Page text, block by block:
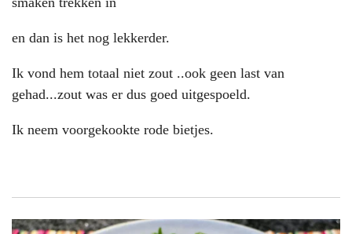
en dan is het nog lekkerder.
Ik vond hem totaal niet zout ..ook geen last van
gehad...zout was er dus goed uitgespoeld.
Ik neem voorgekookte rode bietjes.